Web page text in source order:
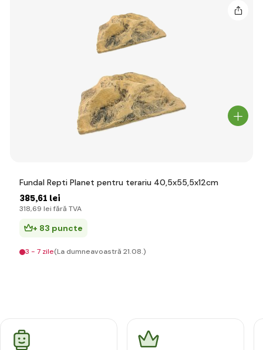
Fundal Repti Planet pentru terariu 40,5x55,5x12cm
385,61 lei
318,69 lei fără TVA
+ 83 puncte
3 - 7 zile(La dumneavoastră 21.08.)